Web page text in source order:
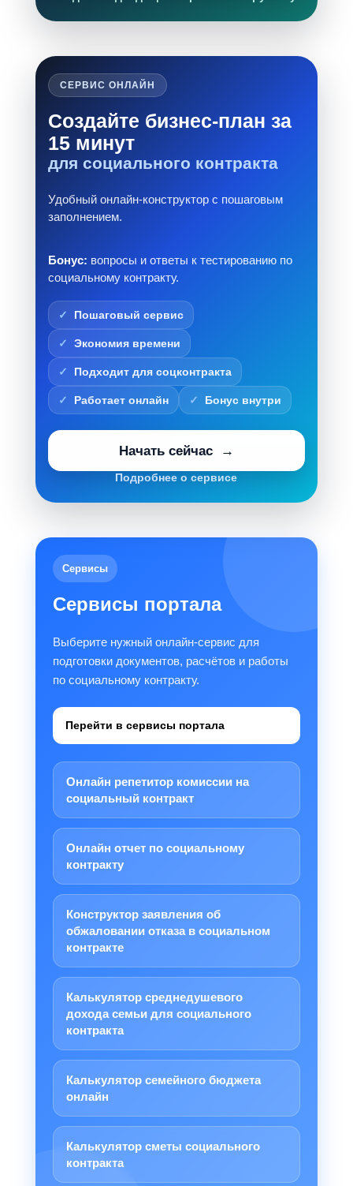
СЕРВИС ОНЛАЙН
Создайте бизнес-план за
15 минут
для социального контракта
Удобный онлайн-конструктор с пошаговым
заполнением.
Бонус: вопросы и ответы к тестированию по
социальному контракту.
Пошаговый сервис
Экономия времени
Подходит для соцконтракта
Работает онлайн Бонус внутри
Начать сейчас
Подробнее о сервисе
Сервисы
Сервисы портала
Выберите нужный онлайн-сервис для
подготовки документов, расчётов и работы
по социальному контракту.
Перейти в сервисы портала
Онлайн репетитор комиссии на
социальный контракт
Онлайн отчет по социальному
контракту
Конструктор заявления об
обжаловании отказа в социальном
контракте
Калькулятор среднедушевого
дохода семьи для социального
контракта
Калькулятор семейного бюджета
онлайн
Калькулятор сметы социального
контракта